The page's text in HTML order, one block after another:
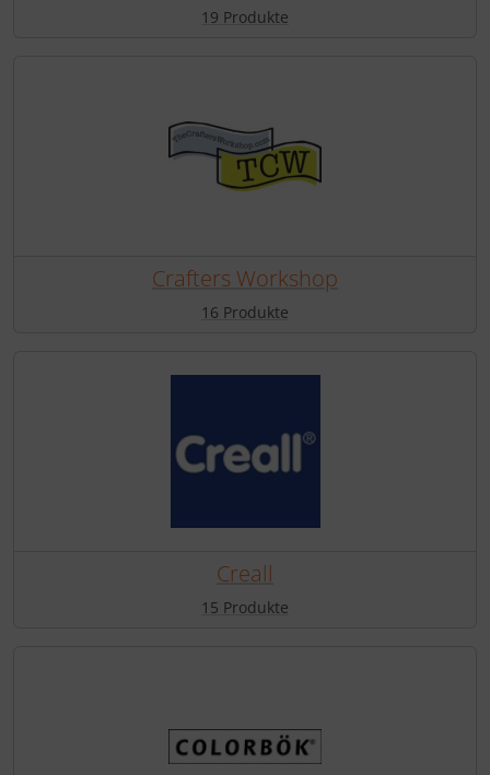
19 Produkte
Crafters Workshop
16 Produkte
Creall
15 Produkte